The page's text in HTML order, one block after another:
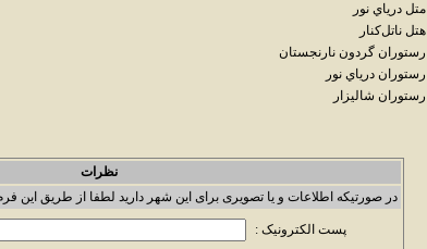
متل درياي نور
هتل ناتل‌کنار
رستوران گردون نارنجستان
رستوران درياي نور
رستوران شاليزار
نظرات
در صورتیکه اطلاعات و یا تصویری برای این شهر دارید لطفا از طریق این
پست الکترونیک :